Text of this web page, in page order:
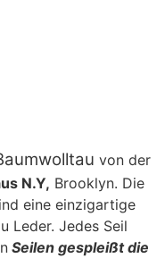
von der
N.Y, Brooklyn. Die
eine einzigartige
Leder. Jedes Seil
Seilen gespleißt die